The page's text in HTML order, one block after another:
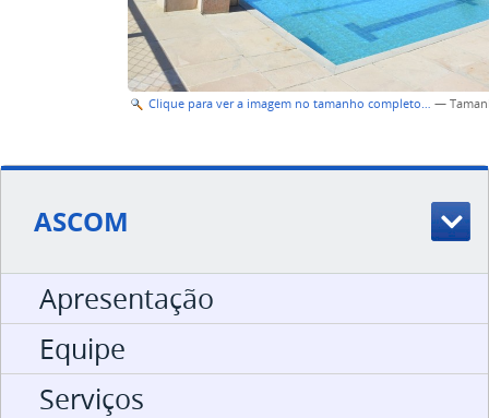
Clique para ver a imagem no tamanho completo… —
ASCOM
Apresentação
Equipe
Serviços